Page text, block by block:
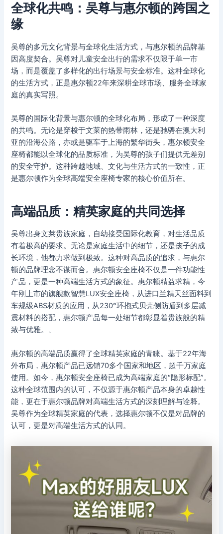
全球化共鸣：吴尊与惠尔顿的跨国之
缘
吴尊的多元文化背景与全球化生活方式，与惠尔顿的品牌基
因高度契合。吴尊对儿童安全出行的需求不仅限于单一市
场，而是覆盖了多样化的出行场景与安全标准。这种全球化
的生活方式，正是惠尔顿22年来深耕全球市场、服务全球家
庭的真实写照。
吴尊的国际化背景与惠尔顿的全球化布局，形成了一种深度
的共鸣。无论是穿梭于文莱的热带雨林，还是驰骋在澳大利
亚的沿海公路，亦或是驱车于上海的繁华街头，惠尔顿安全
座椅都能以全球化的品质标准，为吴尊的孩子们提供无差别
的安全守护。这种跨越地域、文化与生活方式的一致性，正
是惠尔顿作为全球高端安全座椅专家的核心价值所在。
高端品质：精英家庭的共同选择
吴尊出身文莱贵族家庭，自幼接受国际化教育，对生活品质
有着极高的要求。无论是家庭生活中的细节，还是孩子的成
长环境，他都力求做到极致。这种对高品质的追求，与惠尔
顿的品牌理念不谋而合。惠尔顿安全座椅不仅是一件功能性
产品，更是一种高端生活方式的象征。惠尔顿精益求精，今
年刚上市的旗舰款智慧LUX安全座椅，从进口兰精天丝面料到
车规级ABS材质的应用，从230°环抱式贝壳侧防盾到多层减
震材料的搭配，惠尔顿产品每一处细节都彰显着贵族般的精
致与优雅。、
惠尔顿的高端品质赢得了全球精英家庭的青睐。基于22年海
外布局，惠尔顿产品已远销70多个国家和地区，超千万家庭
使用。如今，惠尔顿安全座椅已成为高端家庭的“隐形标配”。
这种全球范围内的认可，不仅源于惠尔顿产品本身的卓越性
能，更在于惠尔顿品牌对高端生活方式的深刻理解与诠释。
吴尊作为全球精英家庭的代表，选择惠尔顿不仅是对品牌的
认可，更是对高端生活方式的认同。